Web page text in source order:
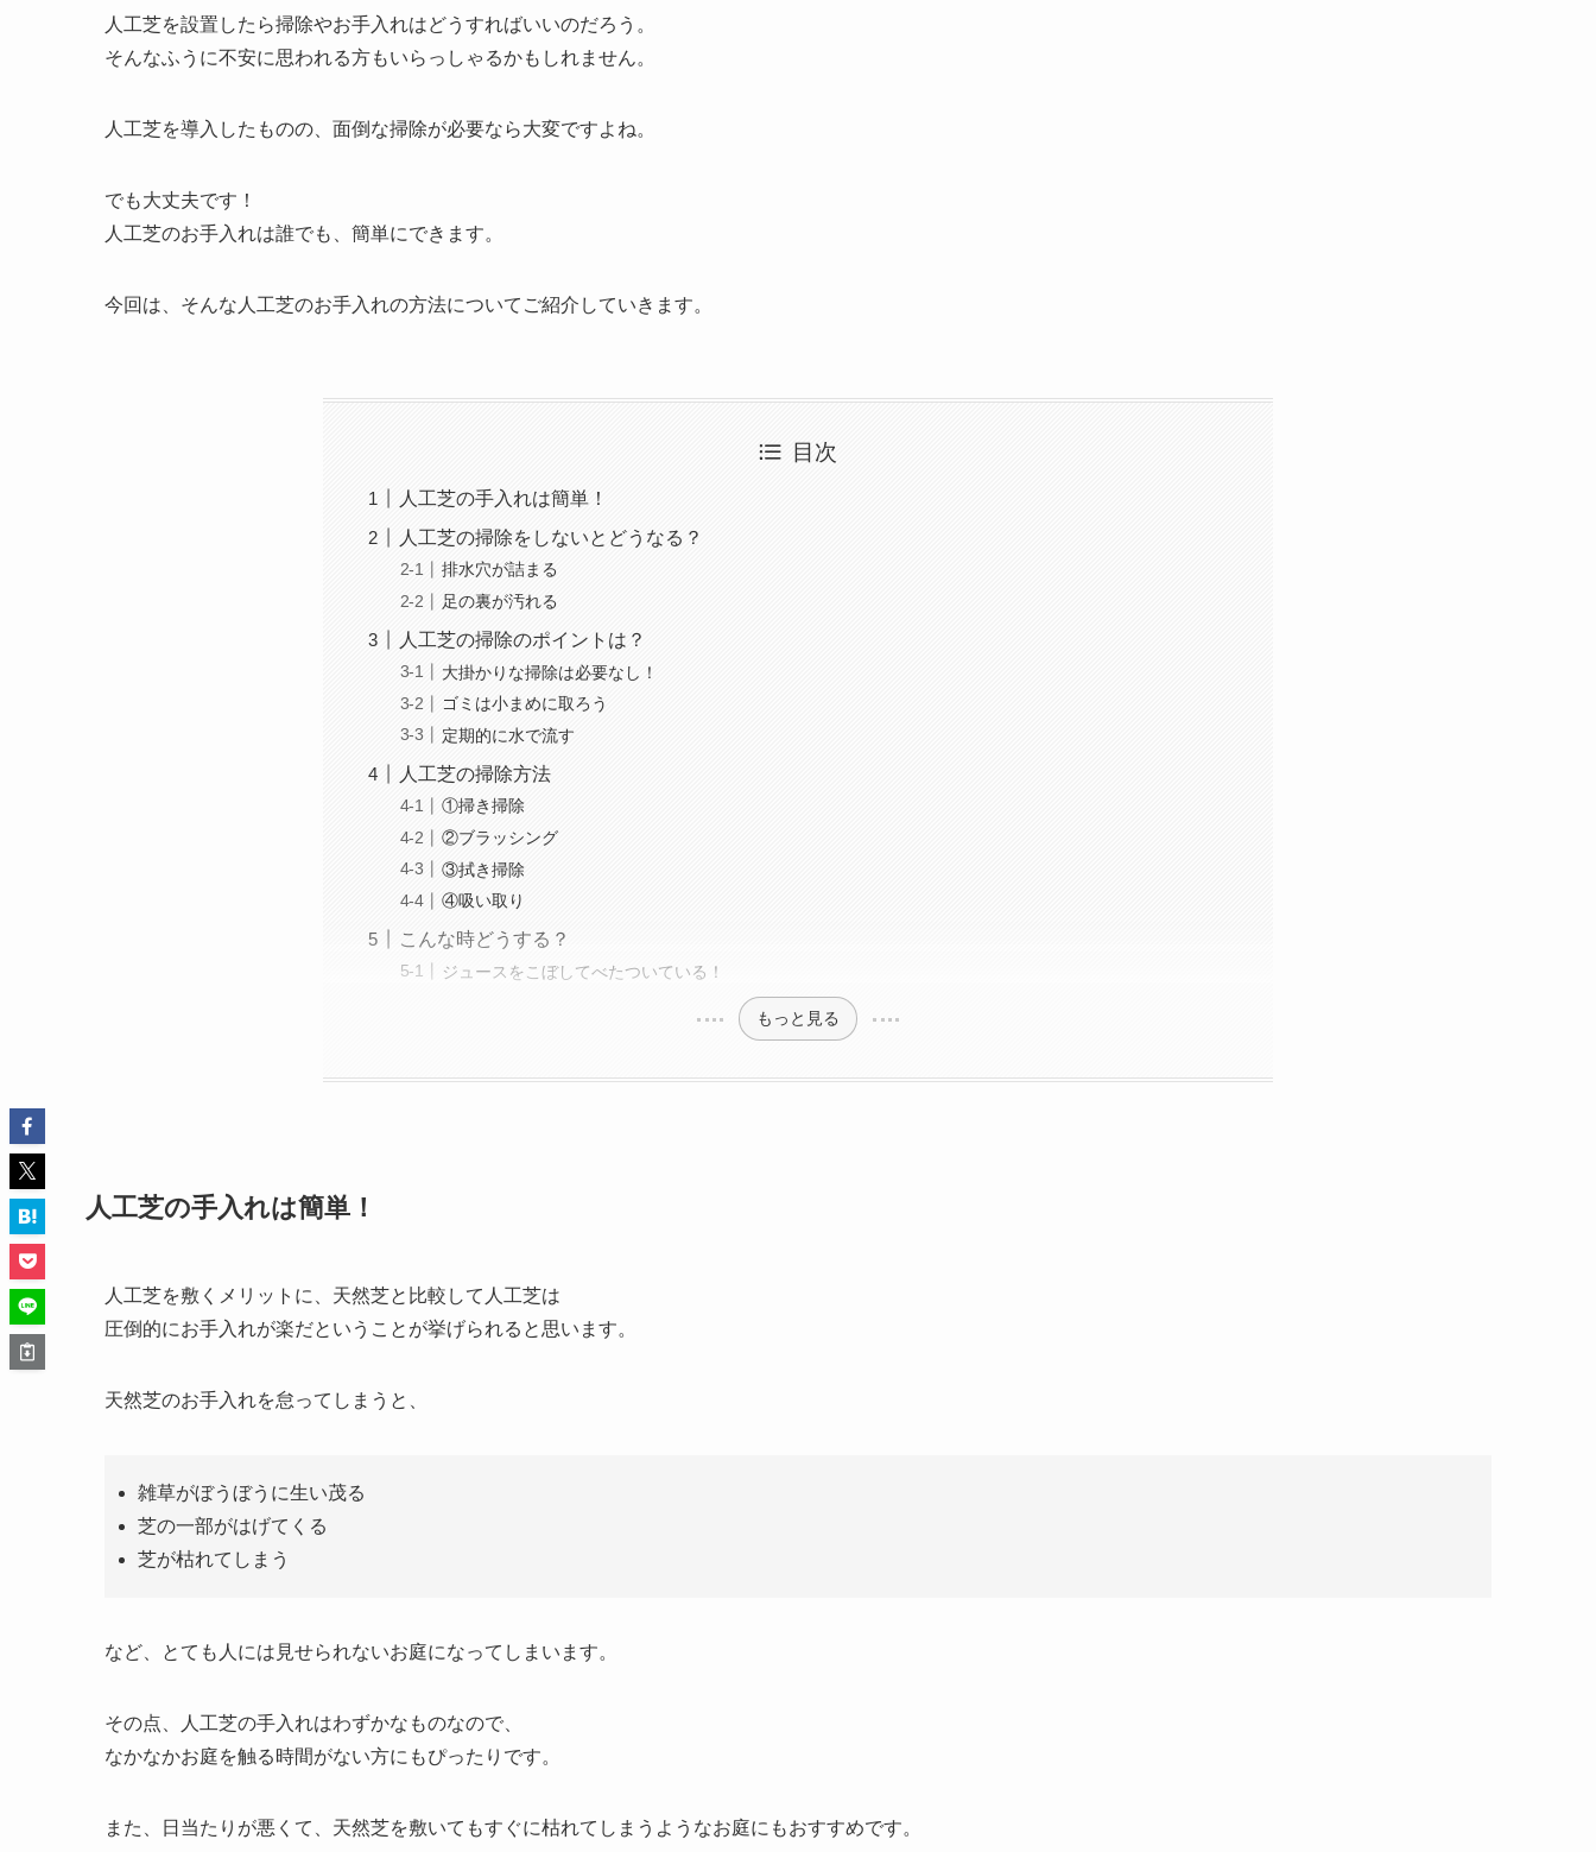
人工芝を設置したら掃除やお手入れはどうすればいいのだろう。
そんなふうに不安に思われる方もいらっしゃるかもしれません。
人工芝を導入したものの、面倒な掃除が必要なら大変ですよね。
でも大丈夫です！
人工芝のお手入れは誰でも、簡単にできます。
今回は、そんな人工芝のお手入れの方法についてご紹介していきます。
目次
人工芝の手入れは簡単！
人工芝の掃除をしないとどうなる？
排水穴が詰まる
足の裏が汚れる
人工芝の掃除のポイントは？
大掛かりな掃除は必要なし！
ゴミは小まめに取ろう
定期的に水で流す
人工芝の掃除方法
①掃き掃除
②ブラッシング
③拭き掃除
④吸い取り
こんな時どうする？
ジュースをこぼしてべたついている！
もっと見る
人工芝の手入れは簡単！
人工芝を敷くメリットに、天然芝と比較して人工芝は
圧倒的にお手入れが楽だということが挙げられると思います。
天然芝のお手入れを怠ってしまうと、
雑草がぼうぼうに生い茂る
芝の一部がはげてくる
芝が枯れてしまう
など、とても人には見せられないお庭になってしまいます。
その点、人工芝の手入れはわずかなものなので、
なかなかお庭を触る時間がない方にもぴったりです。
また、日当たりが悪くて、天然芝を敷いてもすぐに枯れてしまうようなお庭にもおすすめです。